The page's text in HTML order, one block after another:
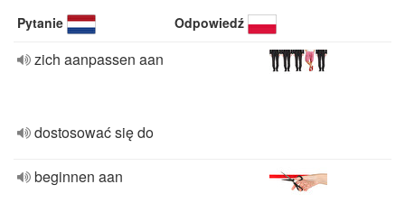
Pytanie Odpowiedź
zich aanpassen aan
dostosować się do
beginnen aan